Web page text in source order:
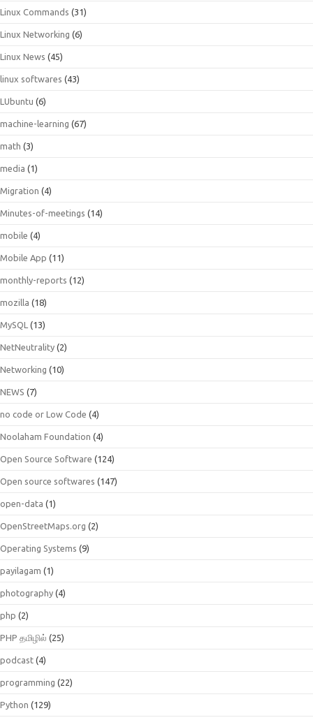
Linux Commands (31)
Linux Networking (6)
Linux News (45)
linux softwares (43)
LUbuntu (6)
machine-learning (67)
math (3)
media (1)
Migration (4)
Minutes-of-meetings (14)
mobile (4)
Mobile App (11)
monthly-reports (12)
mozilla (18)
MySQL (13)
NetNeutrality (2)
Networking (10)
NEWS (7)
no code or Low Code (4)
Noolaham Foundation (4)
Open Source Software (124)
Open source softwares (147)
open-data (1)
OpenStreetMaps.org (2)
Operating Systems (9)
payilagam (1)
photography (4)
php (2)
PHP தமிழில் (25)
podcast (4)
programming (22)
Python (129)